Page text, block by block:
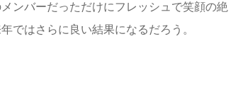
ンバーだっただけにフレッシュで笑顔の絶
ではさらに良い結果になるだろう。